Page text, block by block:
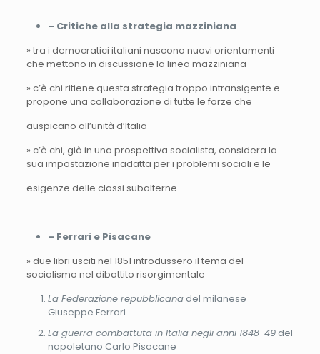
– Critiche alla strategia mazziniana
» tra i democratici italiani nascono nuovi orientamenti
che mettono in discussione la linea mazziniana
» c’è chi ritiene questa strategia troppo intransigente e
propone una collaborazione di tutte le forze che
auspicano all’unità d’Italia
» c’è chi, già in una prospettiva socialista, considera la
sua impostazione inadatta per i problemi sociali e le
esigenze delle classi subalterne
– Ferrari e Pisacane
» due libri usciti nel 1851 introdussero il tema del
socialismo nel dibattito risorgimentale
La Federazione repubblicanadel milanese
Giuseppe Ferrari
La guerra combattuta in Italia negli anni 1848-49del
napoletano Carlo Pisacane